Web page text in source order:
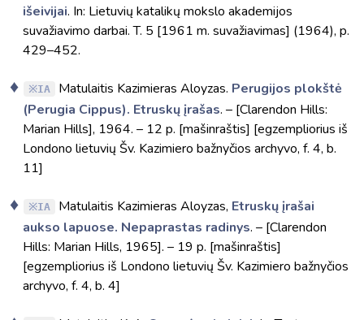
išeivijai. In: Lietuvių katalikų mokslo akademijos
suvažiavimo darbai. T. 5 [1961 m. suvažiavimas] (1964), p.
429–452.
IA Matulaitis Kazimieras Aloyzas. Perugijos plokštė
(Perugia Cippus). Etruskų įrašas. – [Clarendon Hills:
Marian Hills], 1964. – 12 p. [mašinraštis] [egzempliorius iš
Londono lietuvių Šv. Kazimiero bažnyčios archyvo, f. 4, b.
11]
IA Matulaitis Kazimieras Aloyzas, Etruskų įrašai
aukso lapuose. Nepaprastas radinys. – [Clarendon
Hills: Marian Hills, 1965]. – 19 p. [mašinraštis]
[egzempliorius iš Londono lietuvių Šv. Kazimiero bažnyčios
archyvo, f. 4, b. 4]